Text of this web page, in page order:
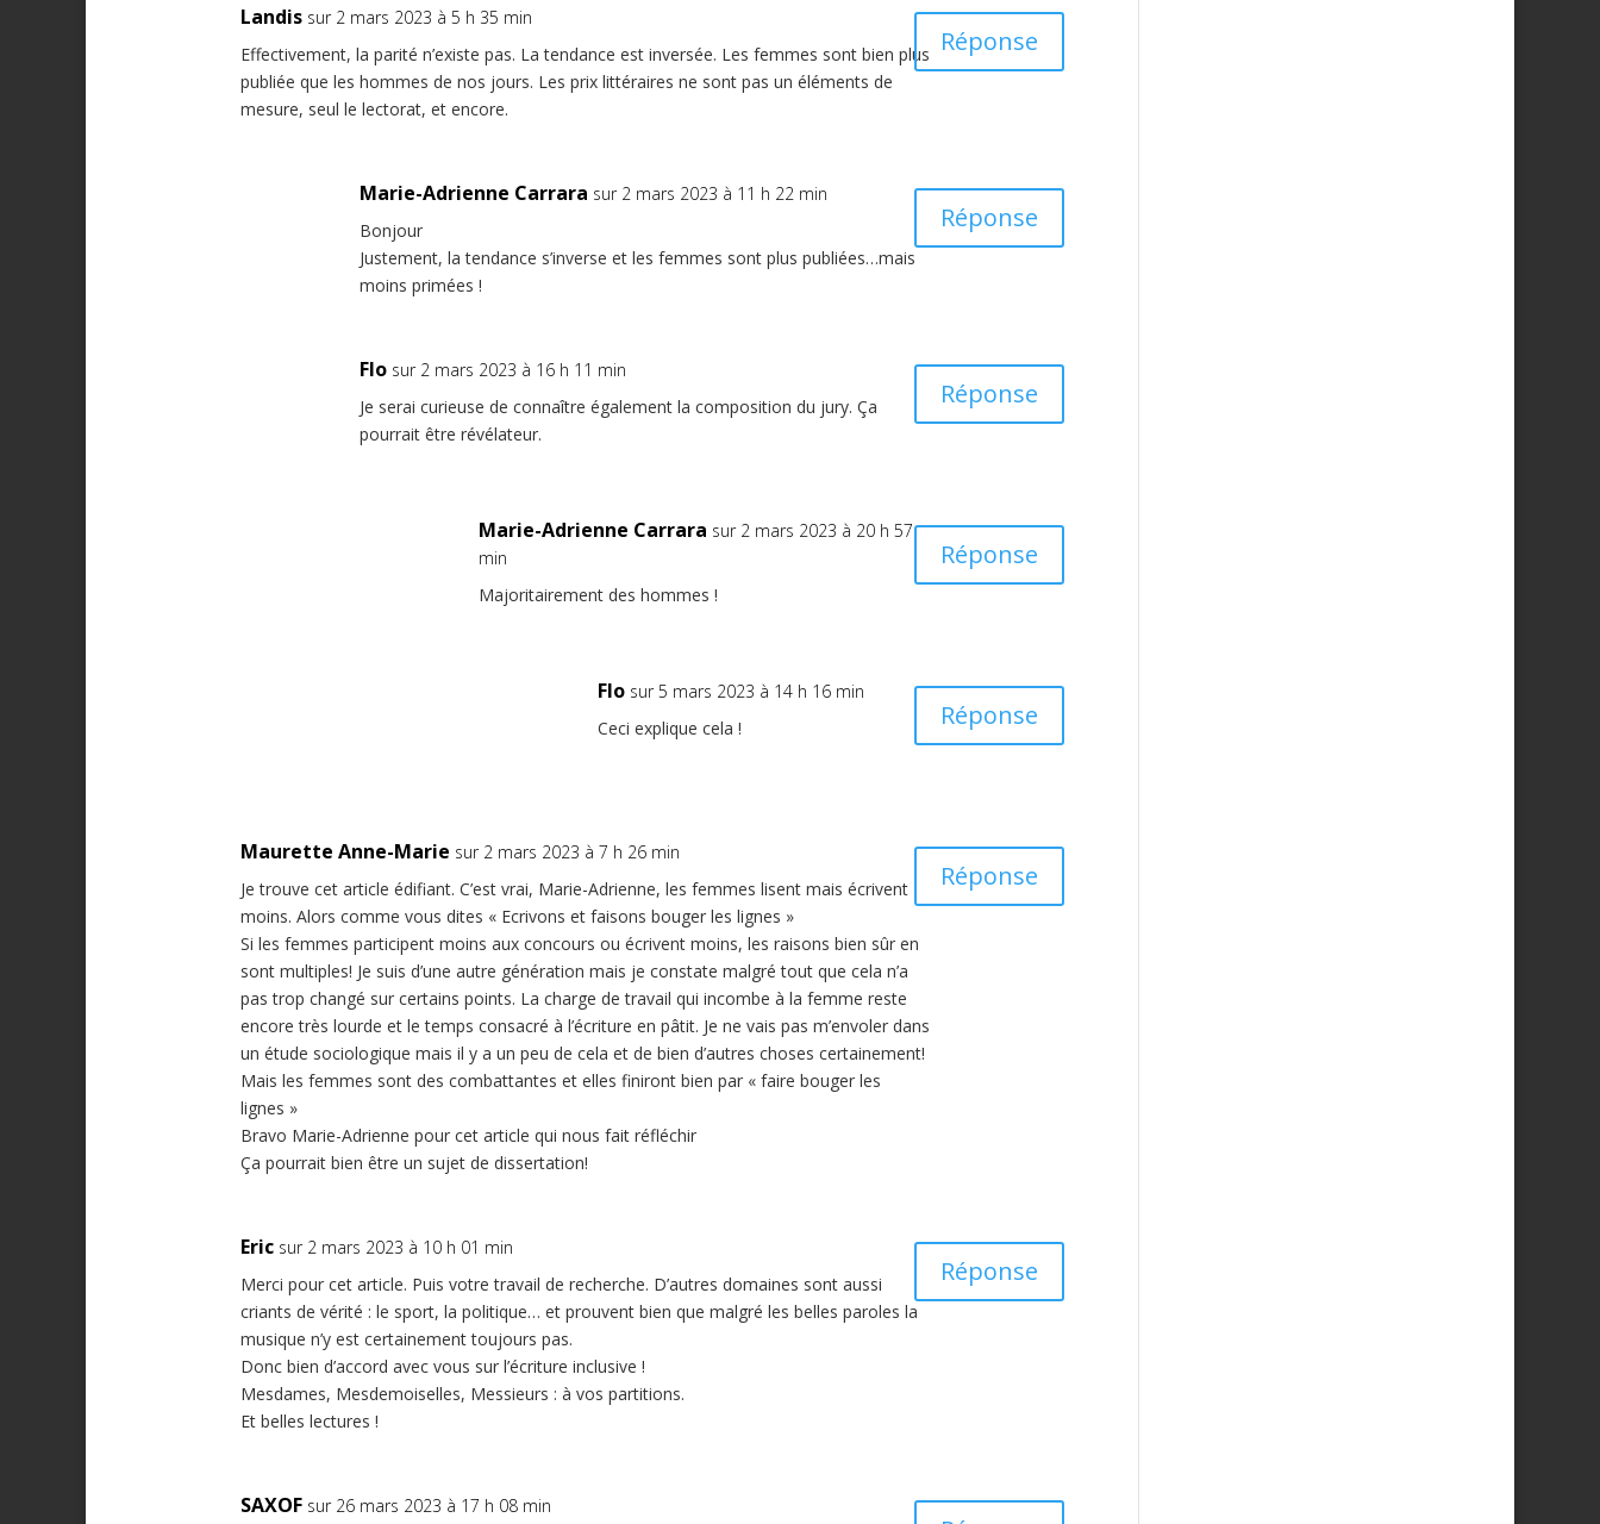
Landis sur 2 mars 2023 à 5 h 35 min
Effectivement, la parité n’existe pas. La tendance est inversée. Les femmes sont bien plus
publiée que les hommes de nos jours. Les prix littéraires ne sont pas un éléments de
mesure, seul le lectorat, et encore.
Réponse
Marie-Adrienne Carrara sur 2 mars 2023 à 11 h 22 min
Bonjour
Justement, la tendance s’inverse et les femmes sont plus publiées…mais
moins primées !
Réponse
Flo sur 2 mars 2023 à 16 h 11 min
Je serai curieuse de connaître également la composition du jury. Ça
pourrait être révélateur.
Réponse
Marie-Adrienne Carrara sur 2 mars 2023 à 20 h 57
min
Majoritairement des hommes !
Réponse
Flo sur 5 mars 2023 à 14 h 16 min
Ceci explique cela !
Réponse
Maurette Anne-Marie sur 2 mars 2023 à 7 h 26 min
Je trouve cet article édifiant. C’est vrai, Marie-Adrienne, les femmes lisent mais écrivent
moins. Alors comme vous dites « Ecrivons et faisons bouger les lignes »
Si les femmes participent moins aux concours ou écrivent moins, les raisons bien sûr en
sont multiples! Je suis d’une autre génération mais je constate malgré tout que cela n’a
pas trop changé sur certains points. La charge de travail qui incombe à la femme reste
encore très lourde et le temps consacré à l’écriture en pâtit. Je ne vais pas m’envoler dans
un étude sociologique mais il y a un peu de cela et de bien d’autres choses certainement!
Mais les femmes sont des combattantes et elles finiront bien par « faire bouger les
lignes »
Bravo Marie-Adrienne pour cet article qui nous fait réfléchir
Ça pourrait bien être un sujet de dissertation!
Réponse
Eric sur 2 mars 2023 à 10 h 01 min
Merci pour cet article. Puis votre travail de recherche. D’autres domaines sont aussi
criants de vérité : le sport, la politique… et prouvent bien que malgré les belles paroles la
musique n’y est certainement toujours pas.
Donc bien d’accord avec vous sur l’écriture inclusive !
Mesdames, Mesdemoiselles, Messieurs : à vos partitions.
Et belles lectures !
Réponse
SAXOF sur 26 mars 2023 à 17 h 08 min